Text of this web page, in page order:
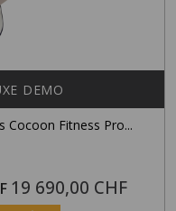
Exclusivité Web !
DEMO
Cocoon Fitness Pro...
Prix
19 690,00 CHF